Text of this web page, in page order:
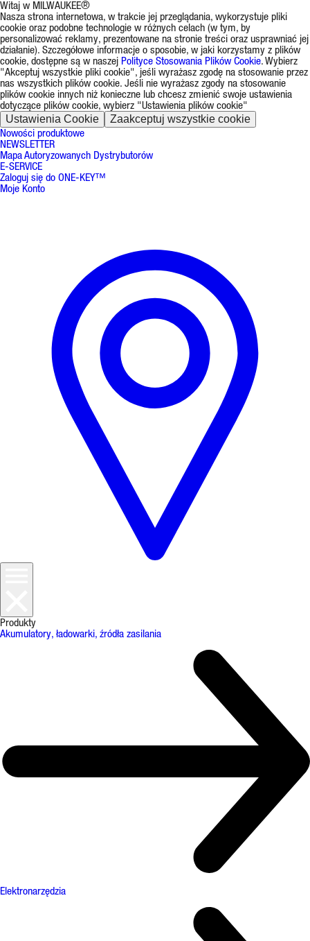
Witaj w MILWAUKEE®
Nasza strona internetowa, w trakcie jej przeglądania, wykorzystuje pliki
cookie oraz podobne technologie w różnych celach (w tym, by
personalizować reklamy, prezentowane na stronie treści oraz usprawniać jej
działanie). Szczegółowe informacje o sposobie, w jaki korzystamy z plików
cookie, dostępne są w naszej Polityce Stosowania Plików Cookie. Wybierz
"Akceptuj wszystkie pliki cookie", jeśli wyrażasz zgodę na stosowanie przez
nas wszystkich plików cookie. Jeśli nie wyrażasz zgody na stosowanie
plików cookie innych niż konieczne lub chcesz zmienić swoje ustawienia
dotyczące plików cookie, wybierz "Ustawienia plików cookie"
Ustawienia Cookie Zaakceptuj wszystkie cookie
Nowości produktowe
NEWSLETTER
Mapa Autoryzowanych Dystrybutorów
E-SERVICE
Zaloguj się do ONE-KEY™
Moje Konto
Produkty
Akumulatory, ładowarki, źródła zasilania
Elektronarzędzia